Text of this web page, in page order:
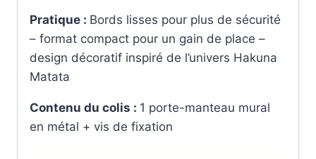
Pratique : Bords lisses pour plus de sécurité
– format compact pour un gain de place –
design décoratif inspiré de l’univers Hakuna
Matata
Contenu du colis : 1 porte-manteau mural
en métal + vis de fixation